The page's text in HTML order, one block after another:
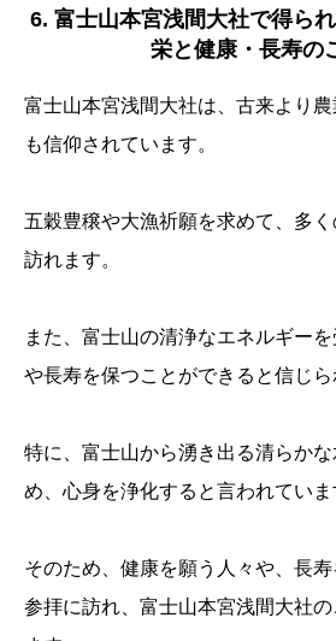
6. 富士山本宮浅間大社で得ら
栄と健康・長寿の
富士山本宮浅間大社は、古来より
も信仰されています。
五穀豊穣や大漁祈願を求めて、多
訪れます。
また、富士山の清浄なエネルギー
や長寿を保つことができると信じら
特に、富士山から湧き出る清らか
め、心身を浄化すると言われていま
そのため、健康を願う人々や、長
参拝に訪れ、富士山本宮浅間大社